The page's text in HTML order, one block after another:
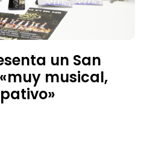
un San
musical,